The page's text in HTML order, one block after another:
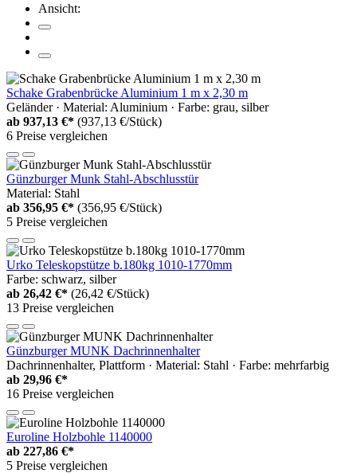
Ansicht:
Schake Grabenbrücke Aluminium 1 m x 2,30 m
Geländer · Material: Aluminium · Farbe: grau, silber
ab 937,13 €* (937,13 €/Stück)
6 Preise vergleichen
Günzburger Munk Stahl-Abschlusstür
Material: Stahl
ab 356,95 €* (356,95 €/Stück)
5 Preise vergleichen
Urko Teleskopstütze b.180kg 1010-1770mm
Farbe: schwarz, silber
ab 26,42 €* (26,42 €/Stück)
13 Preise vergleichen
Günzburger MUNK Dachrinnenhalter
Dachrinnenhalter, Plattform · Material: Stahl · Farbe: mehrfarbig
ab 29,96 €*
16 Preise vergleichen
Euroline Holzbohle 1140000
ab 227,86 €*
5 Preise vergleichen